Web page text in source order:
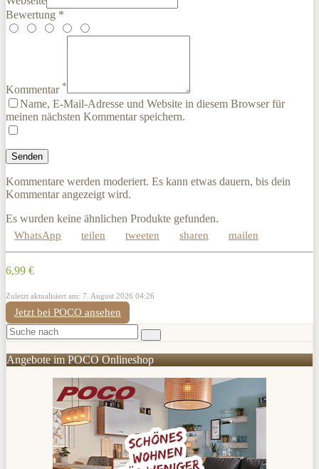
Bewertung *
Kommentar *
Name, E-Mail-Adresse und Website in diesem Browser für
meinen nächsten Kommentar speichern.
Kommentare werden moderiert. Es kann etwas dauern, bis dein
Kommentar angezeigt wird.
Es wurden keine ähnlichen Produkte gefunden.
WhatsApp teilen tweeten sharen mailen
6,99 €
Zuletzt aktualisiert am: 7. August 2026 04:26
Jetzt bei POCO ansehen
Angebote im POCO Onlineshop